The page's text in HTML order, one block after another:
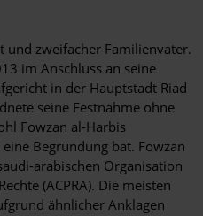
und zweifacher Familienvater.
im Anschluss an seine
in der Hauptstadt Riad
seine Festnahme ohne
Fowzan al-Harbis
Begründung bat. Fowzan
arabischen Organisation
(ACPRA). Die meisten
ähnlicher Anklagen